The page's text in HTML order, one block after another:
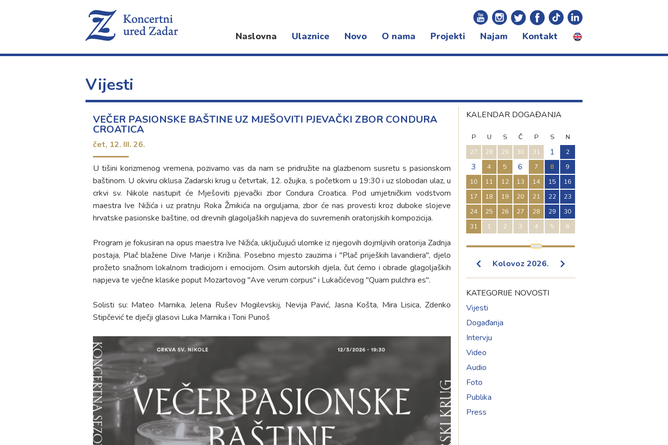
Naslovna Ulaznice Novo
Novosti
O nama
Djelatnost
Lokacije
Projekti
Koncertna sezona
Najam Kontakt
Vijesti
VEČER PASIONSKE BAŠTINE UZ MJEŠOVITI PJEVAČKI ZBOR CONDURA
CROATICA
čet, 12. III. 26.
U tišini korizmenog vremena, pozivamo vas da nam se pridružite na glazbenom susretu s pasionskom
baštinom. U okviru ciklusa Zadarski krug u četvrtak, 12. ožujka, s početkom u 19:30 i uz slobodan ulaz, u
crkvi sv. Nikole nastupit će Mješoviti pjevački zbor Condura Croatica. Pod umjetničkim vodstvom
maestra Ive Nižića i uz pratnju Roka Žmikića na orguljama, zbor će nas provesti kroz duboke slojeve
hrvatske pasionske baštine, od drevnih glagoljaških napjeva do suvremenih oratorijskih kompozicija.
Program je fokusiran na opus maestra Ive Nižića, uključujući ulomke iz njegovih dojmljivih oratorija Zadnja
postaja, Plač blažene Dive Marije i Križina. Posebno mjesto zauzima i "Plač prijeških lavandiera", djelo
prožeto snažnom lokalnom tradicijom i emocijom. Osim autorskih djela, čut ćemo i obrade glagoljaških
napjeva te vječne klasike poput Mozartovog "Ave verum corpus" i Lukačićevog "Quam pulchra es".
Solisti su: Mateo Marnika, Jelena Rušev Mogilevskij, Nevija Pavić, Jasna Košta, Mira Lisica, Zdenko
Stipčević te dječji glasovi Luka Marnika i Toni Punoš
KALENDAR DOGAĐANJA
P U S Č P S
N
27
28 29 30 31 1 2
3 4 5 6 7 8
9
10
11 12 13 14 15
16
17
18 19 20 21 22
23
24
25 26 27 28 29
30
31
1 2 3 4 5 6
Kolovoz 2026.
KATEGORIJE NOVOSTI
Vijesti
Događanja
Intervju
Video
Audio
Foto
Publika
Press